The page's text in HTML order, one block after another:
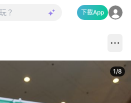
下載App
1/8